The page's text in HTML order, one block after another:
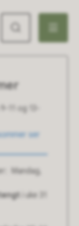
11 og 13-
ser
Mandag,
i uke 31